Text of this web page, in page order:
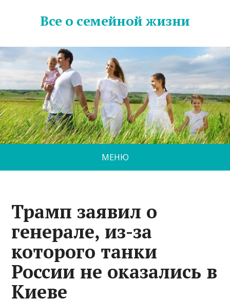
Все о семейной жизни
МЕНЮ
Трамп заявил о
генерале, из-за
которого танки
России не оказались в
Киеве